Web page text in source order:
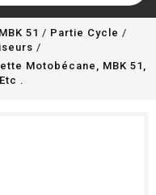
51
Partie Cycle
Motobécane, MBK 51,
.